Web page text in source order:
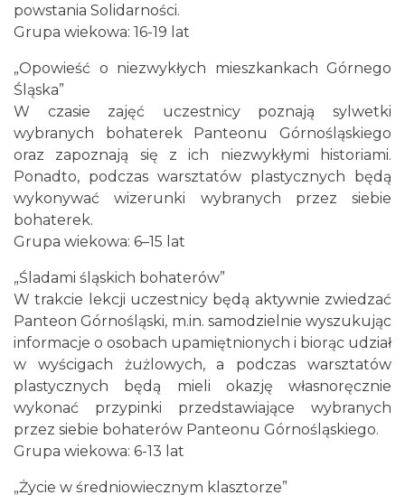
powstania Solidarności.
Grupa wiekowa: 16-19 lat
„Opowieść o niezwykłych mieszkankach Górnego
Śląska”
W czasie zajęć uczestnicy poznają sylwetki
wybranych bohaterek Panteonu Górnośląskiego
oraz zapoznają się z ich niezwykłymi historiami.
Ponadto, podczas warsztatów plastycznych będą
wykonywać wizerunki wybranych przez siebie
bohaterek.
Grupa wiekowa: 6–15 lat
„Śladami śląskich bohaterów”
W trakcie lekcji uczestnicy będą aktywnie zwiedzać
Panteon Górnośląski, m.in. samodzielnie wyszukując
informacje o osobach upamiętnionych i biorąc udział
w wyścigach żużlowych, a podczas warsztatów
plastycznych będą mieli okazję własnoręcznie
wykonać przypinki przedstawiające wybranych
przez siebie bohaterów Panteonu Górnośląskiego.
Grupa wiekowa: 6-13 lat
„Życie w średniowiecznym klasztorze”